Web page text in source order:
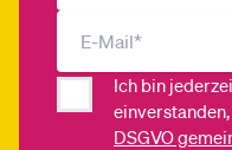
Ich bin
DSGVO